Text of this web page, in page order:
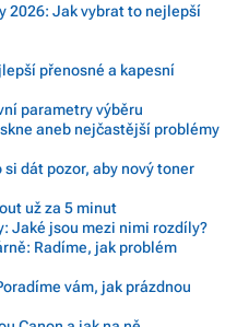
2026: Jak vybrat to nejlepší
přenosné a kapesní
parametry výběru
aneb nejčastější problémy
dát pozor, aby nový toner
už za 5 minut
Jaké jsou mezi nimi rozdíly?
Radíme, jak problém
vám, jak prázdnou